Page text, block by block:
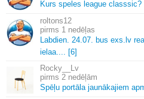
Kurs speles league classsic?
roltons12
1 nedēļas
Labdien. 24.07. bus exs. lv
ielaa.... [6]
Rocky__Lv
2 nedēļām
Spēļu portāla jaunākajiem